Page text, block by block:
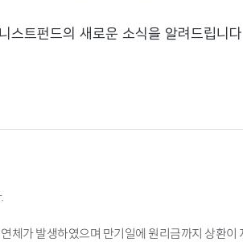
스트펀드의 새로운 소식을 알려드립니다
체가 발생하였으며 만기일에 원리금까지 상환이